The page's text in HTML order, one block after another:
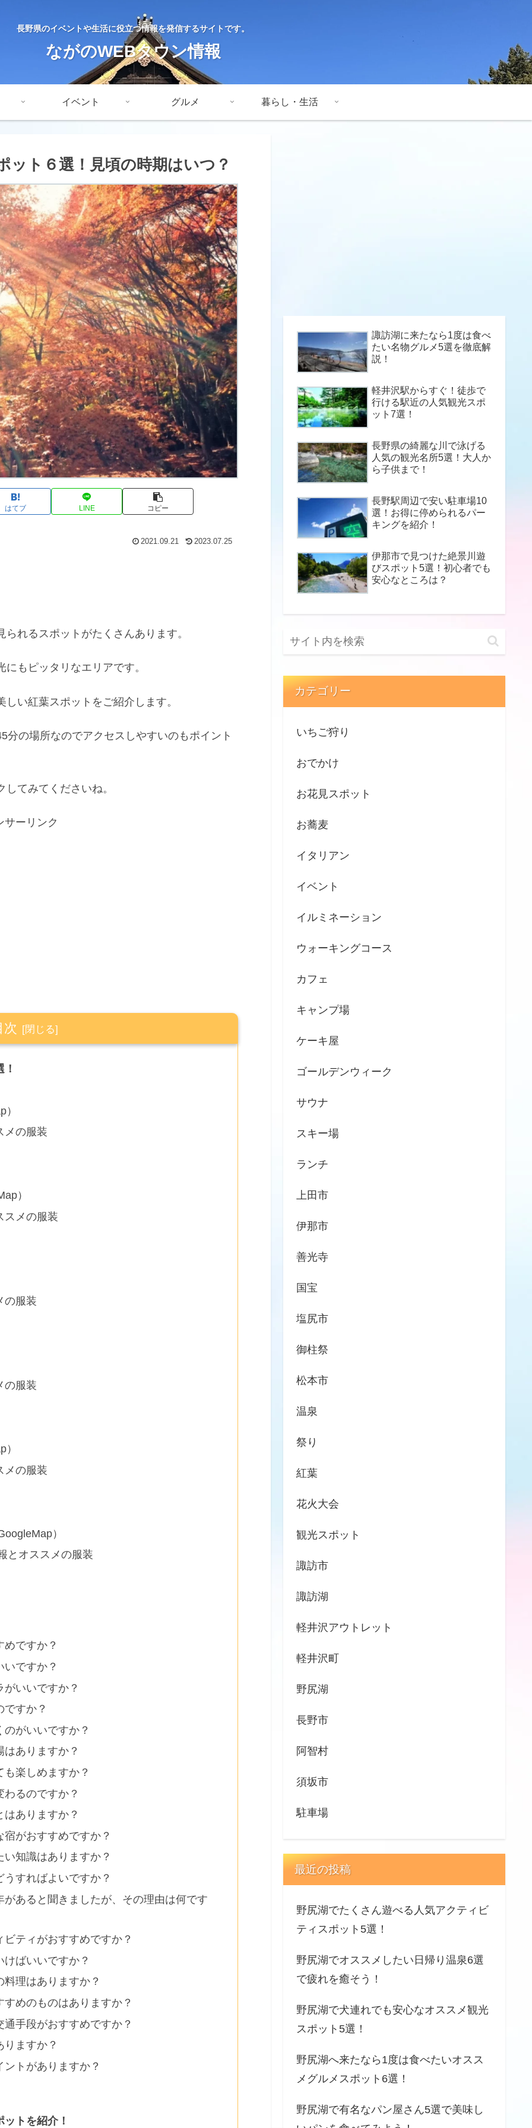
長野県のイベントや生活に役立つ情報を発信するサイトです。
ながのWEBタウン情報
イベント グルメ 暮らし・生活
ット６選！見頃の時期はいつ？
はてブ LINE コピー
2021.09.21 2023.07.25
れるスポットがたくさんあります。
もピッタリなエリアです。
い紅葉スポットをご紹介します。
の場所なのでアクセスしやすいのもポイント
てみてくださいね。
サーリンク
次
メの服装
）
スメの服装
の服装
の服装
メの服装
）
とオススメの服装
ですか？
ですか？
いいですか？
すか？
がいいですか？
ありますか？
楽しめますか？
るのですか？
ありますか？
がおすすめですか？
知識はありますか？
すればよいですか？
あると聞きましたが、その理由は何です
ティがおすすめですか？
ばいいですか？
理はありますか？
めのものはありますか？
手段がおすすめですか？
ますか？
トがありますか？
トを紹介！
諏訪湖に来たなら1度は食べ
たい名物グルメ5選を徹底解
説！
軽井沢駅からすぐ！徒歩で
行ける駅近の人気観光スポ
ット7選！
長野県の綺麗な川で泳げる
人気の観光名所5選！大人か
ら子供まで！
長野駅周辺で安い駐車場10
選！お得に停められるパー
キングを紹介！
伊那市で見つけた絶景川遊
びスポット5選！初心者でも
安心なところは？
カテゴリー
いちご狩り
おでかけ
お花見スポット
お蕎麦
イタリアン
イベント
イルミネーション
ウォーキングコース
カフェ
キャンプ場
ケーキ屋
ゴールデンウィーク
サウナ
スキー場
ランチ
上田市
伊那市
善光寺
国宝
塩尻市
御柱祭
松本市
温泉
祭り
紅葉
花火大会
観光スポット
諏訪市
諏訪湖
軽井沢アウトレット
軽井沢町
野尻湖
長野市
阿智村
須坂市
駐車場
最近の投稿
野尻湖でたくさん遊べる人気アクティビ
ティスポット5選！
野尻湖でオススメしたい日帰り温泉6選
で疲れを癒そう！
野尻湖で犬連れでも安心なオススメ観光
スポット5選！
野尻湖へ来たなら1度は食べたいオスス
メグルメスポット6選！
野尻湖で有名なパン屋さん5選で美味し